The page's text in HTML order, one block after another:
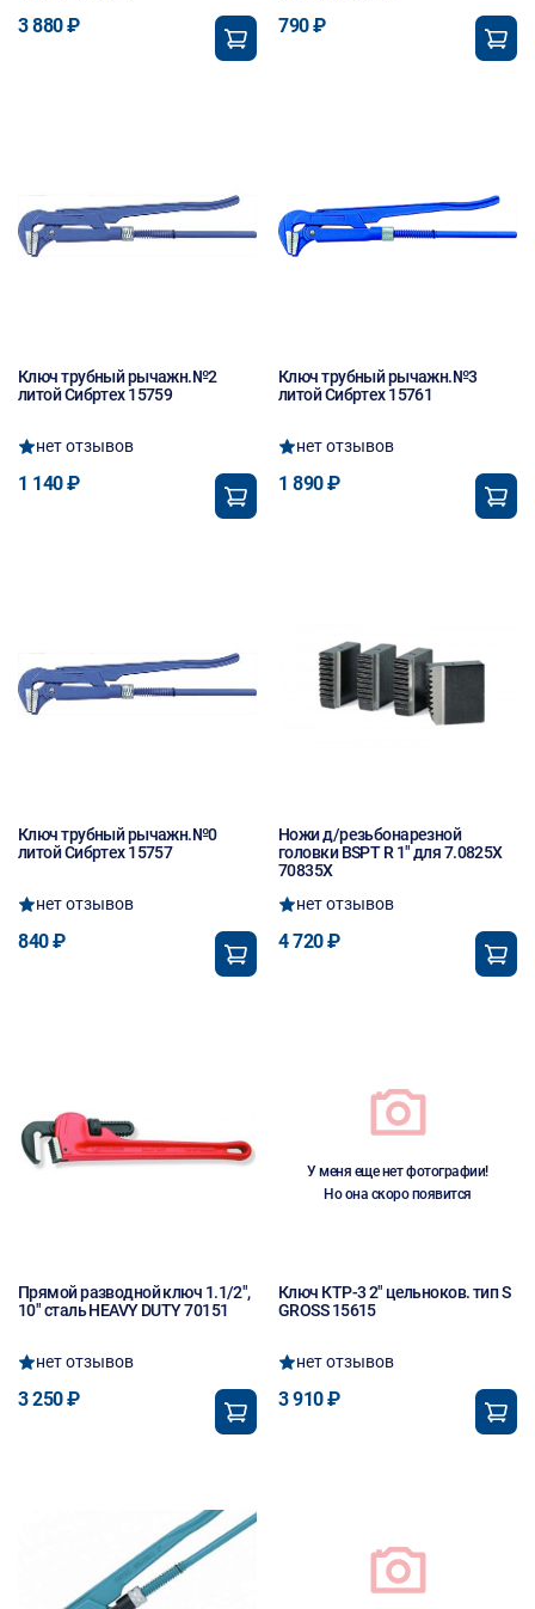
3 880 ₽ 790 ₽
Ключ трубный рычажн.№2
литой Сибртех 15759
нет отзывов
1 140 ₽
Ключ трубный рычажн.№3
литой Сибртех 15761
нет отзывов
1 890 ₽
Ключ трубный рычажн.№0
литой Сибртех 15757
нет отзывов
840 ₽
Ножи д/резьбонарезной
головки BSPT R 1" для 7.0825X
70835X
нет отзывов
4 720 ₽
Прямой разводной ключ 1.1/2",
10" сталь HEAVY DUTY 70151
нет отзывов
3 250 ₽
У меня еще нет фотографии!
Но она скоро появится
Ключ КТР-3 2" цельноков. тип S
GROSS 15615
нет отзывов
3 910 ₽